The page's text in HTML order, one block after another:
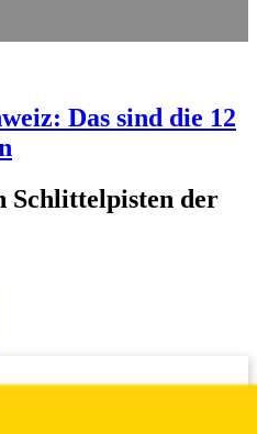
Das sind die 12
Schlittelpisten der